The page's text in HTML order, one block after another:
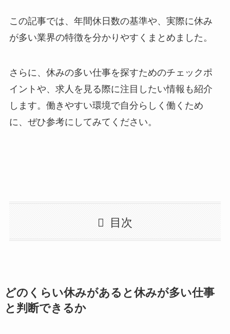
この記事では、年間休日数の基準や、実際に休み
が多い業界の特徴を分かりやすくまとめました。
さらに、休みの多い仕事を探すためのチェックポ
イントや、求人を見る際に注目したい情報も紹介
します。働きやすい環境で自分らしく働くため
に、ぜひ参考にしてみてください。
目次
どのくらい休みがあると休みが多い仕事
と判断できるか